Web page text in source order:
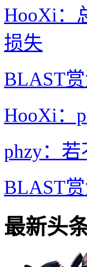
HooXi：
损失
BLAST
HooXi：
phzy：
BLAST
最新头